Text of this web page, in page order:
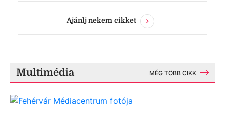
Ajánlj nekem cikket
Multimédia MÉG TÖBB CIKK